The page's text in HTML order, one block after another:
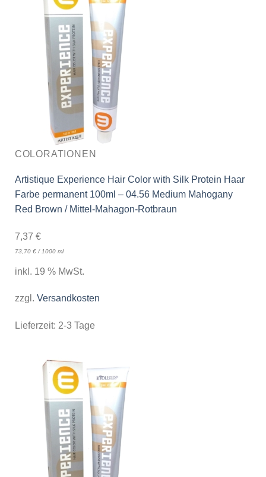
COLORATIONEN
Artistique Experience Hair Color with Silk Protein Haar
Farbe permanent 100ml – 04.56 Medium Mahogany
Red Brown / Mittel-Mahagon-Rotbraun
7,37 €
73,70 €/ 1000 ml
inkl. 19 % MwSt.
zzgl. Versandkosten
Lieferzeit: 2-3 Tage